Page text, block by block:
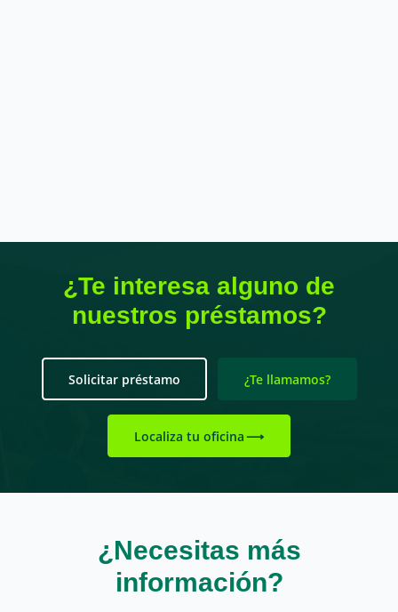
¿Te interesa alguno de
nuestros préstamos?
Solicitar préstamo ¿Te llamamos?
Localiza tu oficina
¿Necesitas más
información?